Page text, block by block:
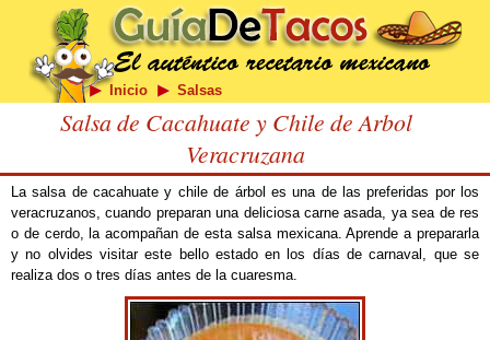
Inicio Salsas
Salsa de Cacahuate y Chile de Arbol
Veracruzana
La salsa de cacahuate y chile de árbol es una de las preferidas por los
veracruzanos, cuando preparan una deliciosa carne asada, ya sea de res
o de cerdo, la acompañan de esta salsa mexicana. Aprende a prepararla
y no olvides visitar este bello estado en los días de carnaval, que se
realiza dos o tres días antes de la cuaresma.